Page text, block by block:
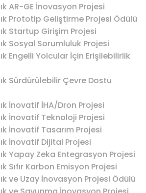
AR-GE İnovasyon Projesi
Prototip Geliştirme Projesi Ödülü
Startup Girişim Projesi
Sosyal Sorumluluk Projesi
Engelli Yolcular İçin Erişilebilirlik
Sürdürülebilir Çevre Dostu
İnovatif İHA/Dron Projesi
İnovatif Teknoloji Projesi
İnovatif Tasarım Projesi
İnovatif Dijital Projesi
Yapay Zeka Entegrasyon Projesi
Sıfır Karbon Emisyon Projesi
ve Uzay İnovasyon Projesi Ödülü